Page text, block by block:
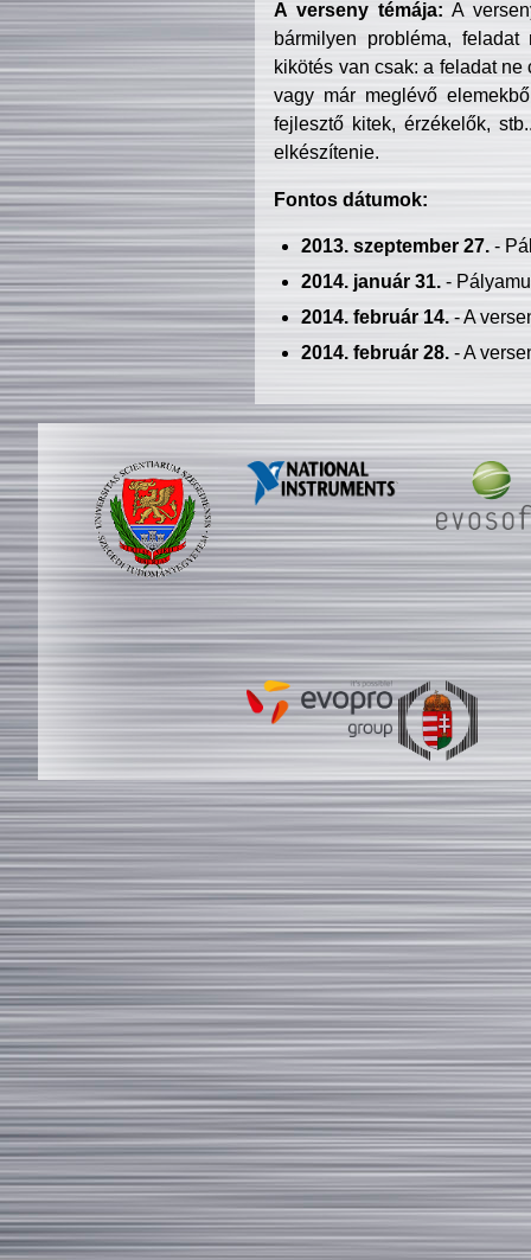
A verseny témája: A
bármilyen probléma, feladat
kikötés van csak: a feladat
vagy már meglévő
fejlesztő kitek, érzékelők,
elkészítenie.
Fontos dátumok:
2013. szeptember 27.-
2014. január 31.-
2014. február 14.- A
2014. február 28.- A